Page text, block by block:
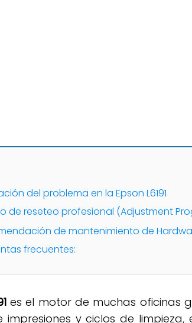
del problema en la Epson L6191
de reseteo profesional (Adjustment
de mantenimiento de
frecuentes:
es el motor de muchas oficinas
impresiones y ciclos de